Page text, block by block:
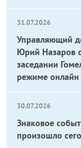
31.07.2026
Управляющий
Юрий Назаров
заседании
режиме онлайн
30.07.2026
Знаковое
произошло